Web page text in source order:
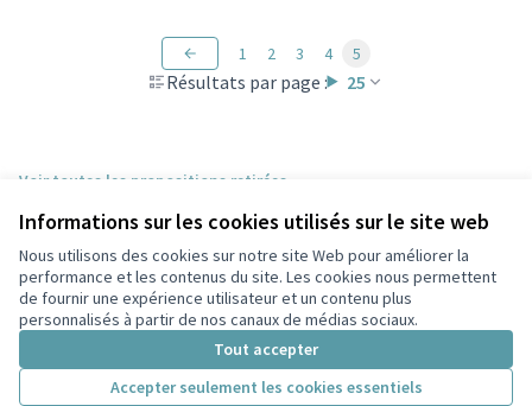
Informations sur les cookies utilisés sur le site web
Nous utilisons des cookies sur notre site Web pour améliorer la
performance et les contenus du site. Les cookies nous permettent
de fournir une expérience utilisateur et un contenu plus
personnalisés à partir de nos canaux de médias sociaux.
Tout accepter
Accepter seulement les cookies essentiels
Résultats par page : 25
1 2 3 4 5
Voir toutes les propositions retirées
Conditions d'utilisation
Paramètres des cookies
Participez Villeurbanne sur X
(Lien externe)
Participez Villeurbanne sur Facebook
Participez Villeurbanne sur Instagram
Participez Villeurbanne sur YouTube
(Lien externe)